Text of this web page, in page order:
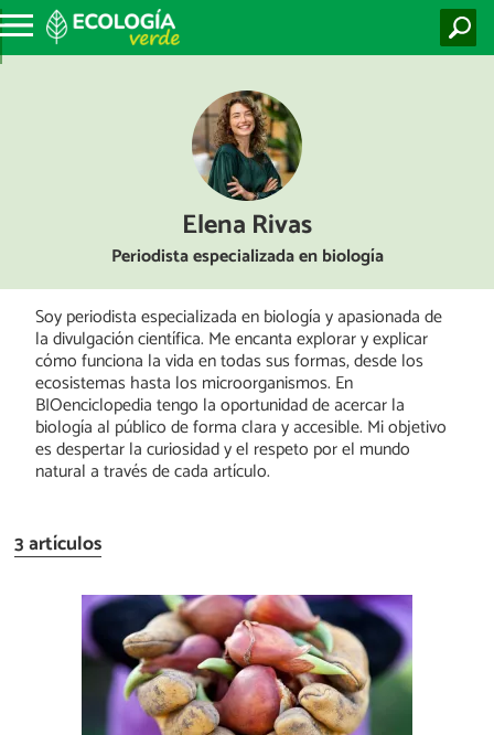
Elena Rivas
Periodista especializada en biología
Soy periodista especializada en biología y apasionada de
la divulgación científica. Me encanta explorar y explicar
cómo funciona la vida en todas sus formas, desde los
ecosistemas hasta los microorganismos. En
BIOenciclopedia tengo la oportunidad de acercar la
biología al público de forma clara y accesible. Mi objetivo
es despertar la curiosidad y el respeto por el mundo
natural a través de cada artículo.
3 artículos